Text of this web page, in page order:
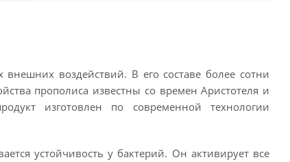
воздействий. В его составе более сотни
прополиса известны со времен Аристотеля и
изготовлен по современной технологии
устойчивость у бактерий. Он активирует все